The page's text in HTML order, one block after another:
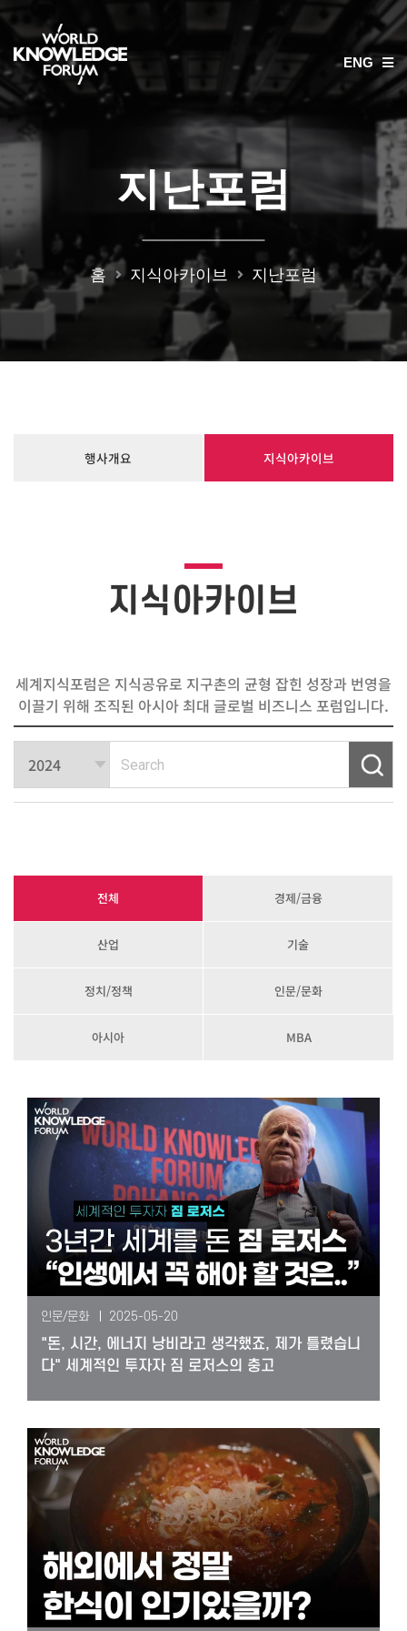
ENG
지난포럼
홈 지식아카이브 지난포럼
행사개요 지식아카이브
지식아카이브
세계지식포럼은 지식공유로 지구촌의 균형 잡힌 성장과 번영을
이끌기 위해 조직된 아시아 최대 글로벌 비즈니스 포럼입니다.
전체 경제/금융
산업 기술
정치/정책 인문/문화
아시아 MBA
인문/문화 2025-05-20
"돈, 시간, 에너지 낭비라고 생각했죠, 제가 틀렸습니
다" 세계적인 투자자 짐 로저스의 충고